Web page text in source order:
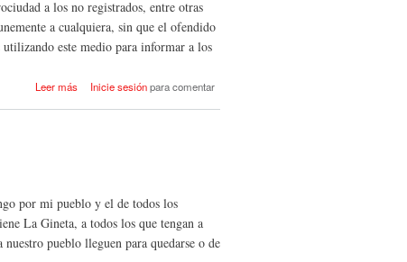
a los no registrados, entre otras
a cualquiera, sin que el ofendido
este medio para informar a los
Leer más
acerca de Frente a bulos y
Inicie sesiónpara comentar
por mi pueblo y el de todos los
La Gineta, a todos los que tengan a
pueblo lleguen para quedarse o de